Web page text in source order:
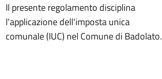
Il presente regolamento disciplina
l'applicazione dell'imposta unica
comunale (IUC) nel Comune di Badolato.